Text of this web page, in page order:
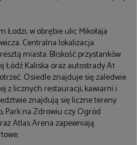
Łodzi, w obrębie ulic Mikołaja
Centralna lokalizacja
miasta. Bliskość przystanków
Kaliska oraz autostrady A1
Osiedle znajduje się zaledwie
z licznych restauracji, kawiarni i
znajdują się liczne tereny
Park na Zdrowiu czy Ogród
Atlas Arena zapewniają